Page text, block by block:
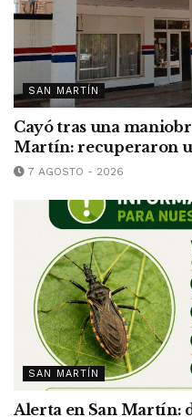
SAN MARTÍN
Cayó tras una
Martín: recuperaron
7 AGOSTO - 2026
SAN MARTÍN
Alerta en San Martín: